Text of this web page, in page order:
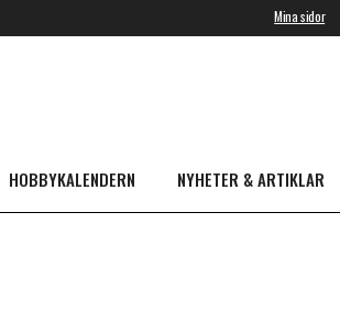
Mina sidor
HOBBYKALENDERN NYHETER & ARTIKLAR